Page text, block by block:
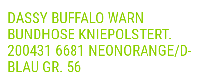
DASSY BUFFALO WARN
BUNDHOSE KNIEPOLSTERT.
200431 6681 NEONORANGE/D-
BLAU GR. 56